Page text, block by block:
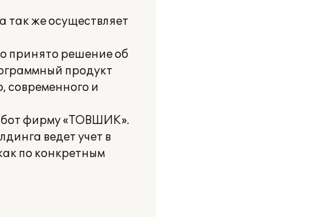
же осуществляет
принято решение об
продукт
современного и
фирму «ТОВШИК».
ведет учет в
по конкретным